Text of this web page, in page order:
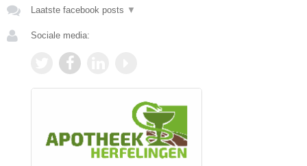
Laatste facebook posts ▼
Sociale media: